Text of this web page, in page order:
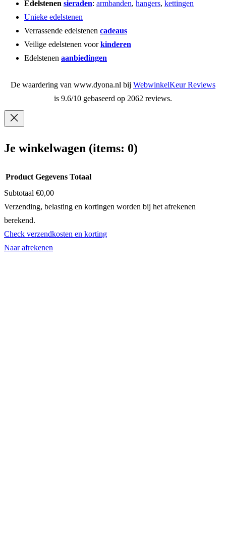
Edelstenen sieraden: armbanden, hangers, kettingen
Unieke edelstenen
Verrassende edelstenen cadeaus
Veilige edelstenen voorkinderen
Edelstenen aanbiedingen
De waardering van www.dyona.nl bij WebwinkelKeur Reviews
is 9.6/10 gebaseerd op 2062 reviews.
Je winkelwagen (items: 0)
Producten
in
winkelwagen
Product Gegevens Totaal
Subtotaal €0,00
Verzending, belasting en kortingen worden bij het afrekenen
berekend.
Check verzendkosten en korting
Naar afrekenen